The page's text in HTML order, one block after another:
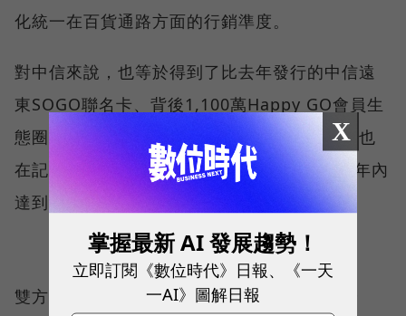
化統一在百貨通路方面的行銷準度。
對中信來說，也等於得到了比去年發行的中信遠
東SOGO聯名卡、背後1,100萬Happy GO會員生
態圈還龐大的獲客管道。中信銀董事長陳佳文也
在記者會上喊出首年發卡量要破100萬張、三年內
達到300萬張的目標。
雙方合作的另一大好處則是行銷費用的共同分
X
掌握最新 AI 發展趨勢！
立即訂閱《數位時代》日報、《一天
一AI》圖解日報